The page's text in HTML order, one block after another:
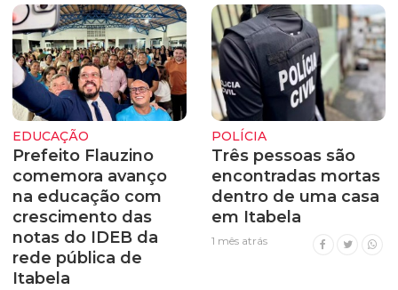
EDUCAÇÃO
Prefeito Flauzino
comemora avanço
na educação com
crescimento das
notas do IDEB da
rede pública de
Itabela
POLÍCIA
Três pessoas são
encontradas mortas
dentro de uma casa
em Itabela
1 mês atrás